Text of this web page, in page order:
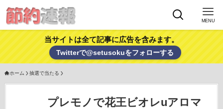
MENU
当サイトは全て記事に広告を含みます。
Twitterで@setusokuをフォローする
ホーム 抽選で当たる
プレモノで花王ビオレuアロマ